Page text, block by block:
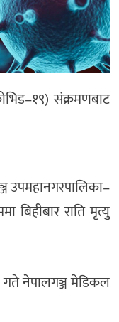
संक्रमणबाट
उपमहानगरपालिका–
बिहीबार राति मृत्यु
नेपालगञ्ज मेडिकल